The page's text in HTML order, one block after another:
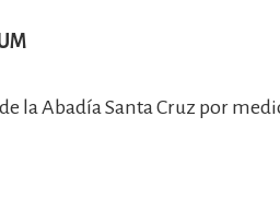
la Abadía Santa Cruz por